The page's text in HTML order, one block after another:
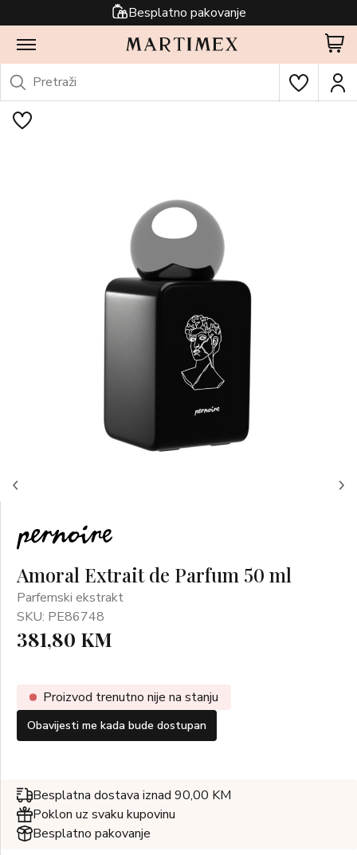
Besplatno pakovanje
Amoral Extrait de Parfum 50 ml
Parfemski ekstrakt
SKU: PE86748
381,80 KM
Proizvod trenutno nije na stanju
Obavijesti me kada bude dostupan
Besplatna dostava iznad 90,00 KM
Poklon uz svaku kupovinu
Besplatno pakovanje